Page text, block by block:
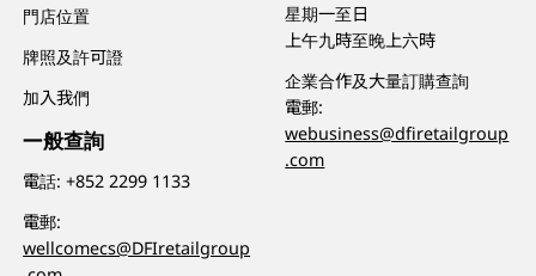
門店位置
牌照及許可證
加入我們
一般查詢
電話:+852 2299 1133
電郵:
wellcomecs@DFIretailgroup
星期一至日
上午九時至晚上六時
企業合作及大量訂購查詢
電郵:
webusiness@dfiretailgroup
.com